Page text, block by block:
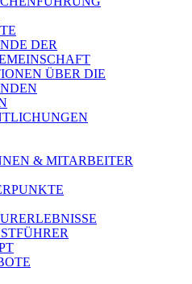
DER
ÜBER DIE
& MITARBEITER